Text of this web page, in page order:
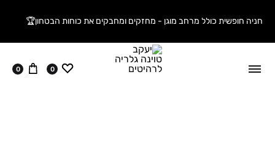
חניה חופשית כולל מרחב מוגן - מחזקים ומחבקים את כוחות הבטחון🏆
ווישליסט
0 עגלה
0